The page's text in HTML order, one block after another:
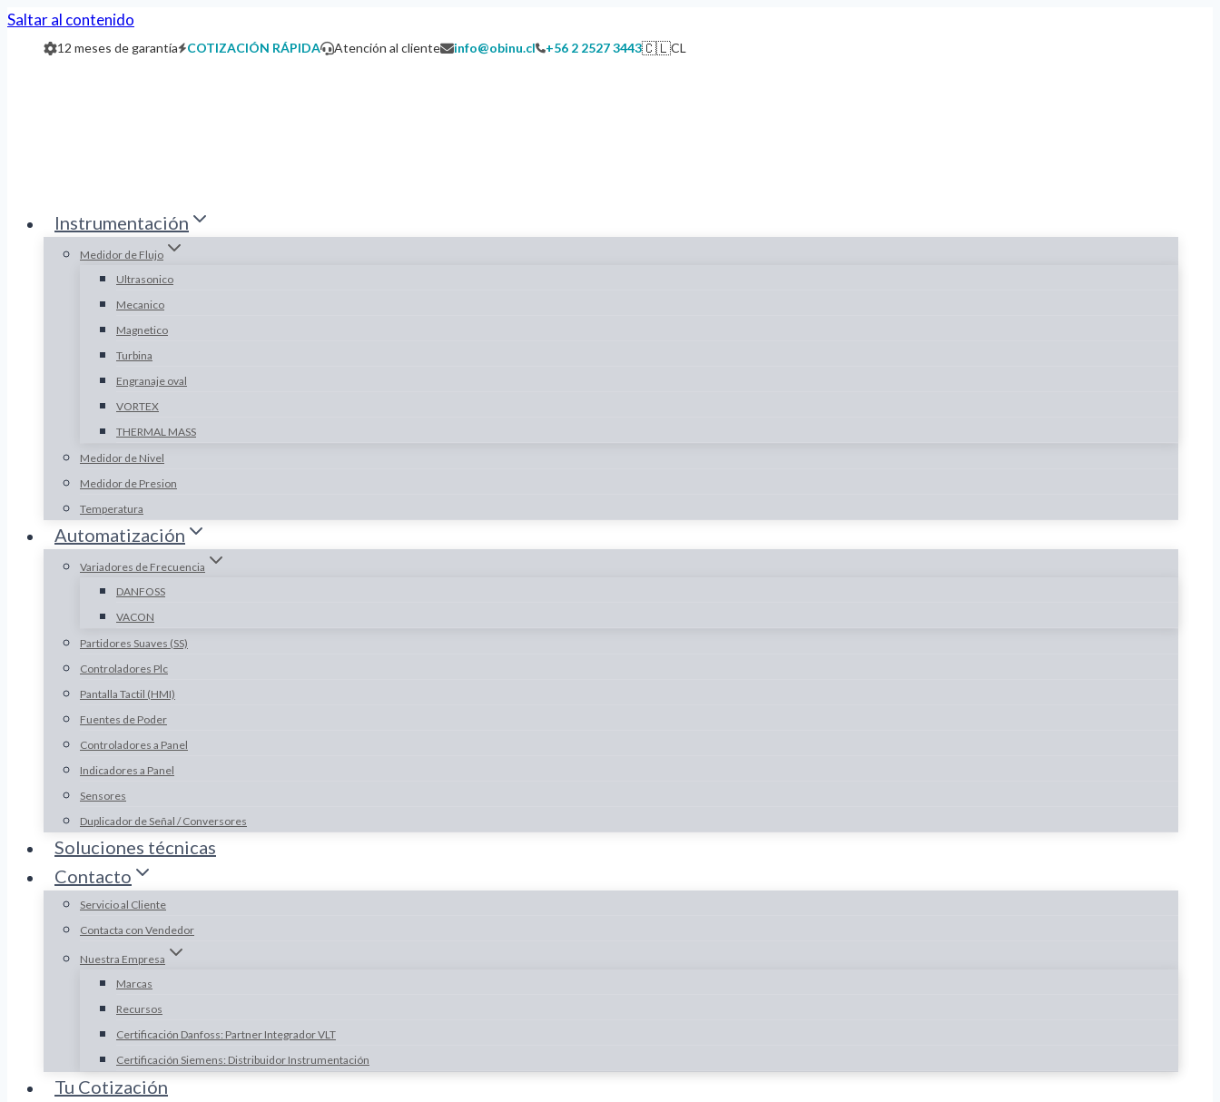
Saltar al contenido
12 meses de garantía COTIZACIÓN RÁPIDA Atención al cliente info@obinu.cl +56 2 2527 3443🇨🇱CL
Instrumentación
Medidor de Flujo
Ultrasonico
Mecanico
Magnetico
Turbina
Engranaje oval
VORTEX
THERMAL MASS
Medidor de Nivel
Medidor de Presion
Temperatura
Automatización
Variadores de Frecuencia
DANFOSS
VACON
Partidores Suaves (SS)
Controladores Plc
Pantalla Tactil (HMI)
Fuentes de Poder
Controladores a Panel
Indicadores a Panel
Sensores
Duplicador de Señal / Conversores
Soluciones técnicas
Contacto
Servicio al Cliente
Contacta con Vendedor
Nuestra Empresa
Marcas
Recursos
Certificación Danfoss: Partner Integrador VLT
Certificación Siemens: Distribuidor Instrumentación
Tu Cotización